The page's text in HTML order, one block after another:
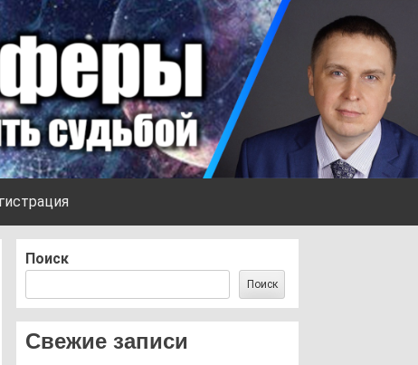
Поиск
Поиск
Свежие записи